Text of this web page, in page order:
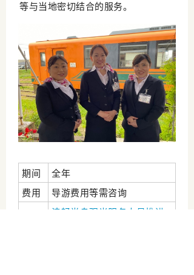
等与当地密切结合的服务。
期间
全年
费用
导游费用等需咨询
津轻半岛观光服务人员推进